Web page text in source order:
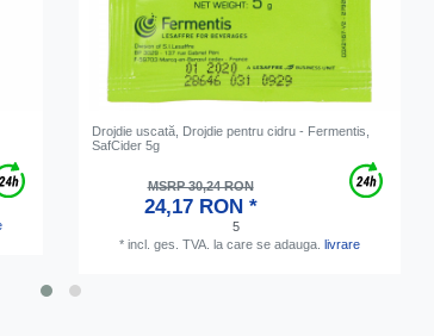
Drojdie uscată, Drojdie pentru cidru - Fermentis,
SafCider 5g
MSRP 30,24 RON
24,17 RON *
5
* incl. ges. TVA. la care se adauga. livrare